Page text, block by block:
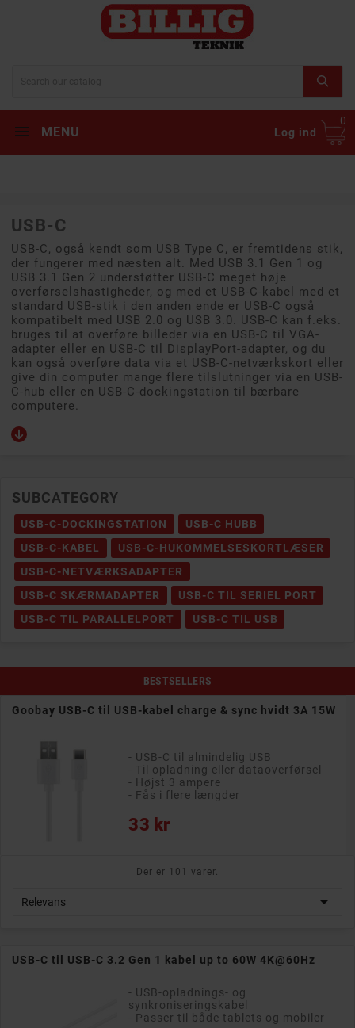
MENU Log ind
0
USB-C
USB-C, også kendt som USB Type C, er fremtidens stik,
der fungerer med næsten alt. Med USB 3.1 Gen 1 og
USB 3.1 Gen 2 understøtter USB-C meget høje
overførselshastigheder, og med et USB-C-kabel med et
standard USB-stik i den anden ende er USB-C også
kompatibelt med USB 2.0 og USB 3.0. USB-C kan f.eks.
bruges til at overføre billeder via en USB-C til VGA-
adapter eller en USB-C til DisplayPort-adapter, og du
kan også overføre data via et USB-C-netværkskort eller
give din computer mange flere tilslutninger via en USB-
C-hub eller en USB-C-dockingstation til bærbare
computere.
SUBCATEGORY
USB-C-DOCKINGSTATION
USB-C HUBB
USB-C-KABEL
USB-C-HUKOMMELSESKORTLÆSER
USB-C-NETVÆRKSADAPTER
USB-C SKÆRMADAPTER
USB-C TIL SERIEL PORT
USB-C TIL PARALLELPORT
USB-C TIL USB
BESTSELLERS
Goobay USB-C til USB-kabel charge & sync hvidt 3A 15W
- USB-C til almindelig USB
- Til opladning eller dataoverførsel
- Højst 3 ampere
- Fås i flere længder
33 kr
Pris
Der er 101 varer.
Relevans 
USB-C til USB-C 3.2 Gen 1 kabel up to 60W 4K@60Hz
- USB-opladnings- og
synkroniseringskabel
- Passer til både tablets og mobiler